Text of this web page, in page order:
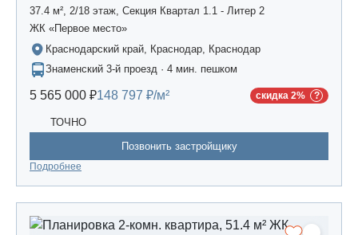
37.4 м², 2/18 этаж, Секция Квартал 1.1 - Литер 2
ЖК «Первое место»
Краснодарский край, Краснодар, Краснодар
Знаменский 3-й проезд · 4 мин. пешком
5 565 000 ₽148 797 ₽/м² скидка 2%
ТОЧНО
Позвонить застройщику
Подробнее